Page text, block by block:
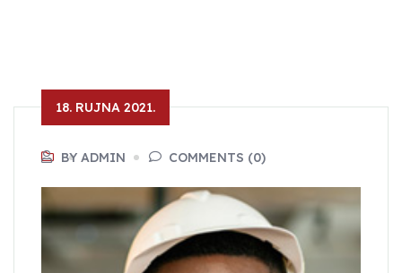
18. RUJNA 2021.
BY ADMIN COMMENTS (0)